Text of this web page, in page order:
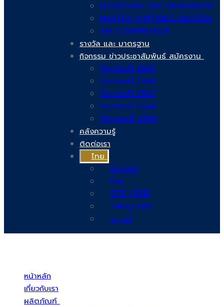
HYDROGEN GAS GENERATOR
MASTER PORTABLE HEATERS
AIR COMPRESSOR
รางวัล และ มาตรฐาน
กิจกรรม ข่าวประชาสัมพันธ์ สมัครงาน
กิจกรรมปี 2565
กิจกรรมปี 2566
กิจกรรมปี 2567
กิจกรรมปี 2568
กิจกกรมปี 2569
คลังความรู้
ติดต่อเรา
ไทย
English
ไทย
中文 (中国)
Tiếng Việt
العربية
หน้าหลัก
เกี่ยวกับเรา
ผลิตภัณฑ์